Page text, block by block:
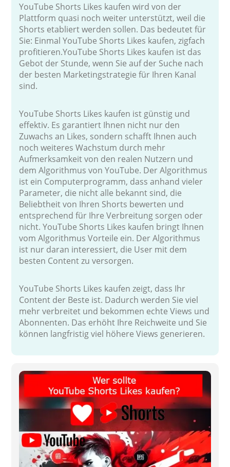
YouTube Shorts Likes kaufen wird von der
Plattform quasi noch weiter unterstützt, weil die
Shorts etabliert werden sollen. Das bedeutet für
Sie: Einmal YouTube Shorts Likes kaufen, zigfach
profitieren.YouTube Shorts Likes kaufen ist das
Gebot der Stunde, wenn Sie auf der Suche nach
der besten Marketingstrategie für Ihren Kanal
sind.
YouTube Shorts Likes kaufen ist günstig und
effektiv. Es garantiert Ihnen nicht nur den
Zuwachs an Likes, sondern schafft Ihnen auch
noch weiteres Wachstum durch mehr
Aufmerksamkeit von den realen Nutzern und
dem Algorithmus von YouTube. Der Algorithmus
ist ein Computerprogramm, dass anhand vieler
Parameter, die nicht alle bekannt sind, die
Beliebtheit von Ihren Shorts bewerten und
entsprechend für Ihre Verbreitung sorgen oder
nicht. YouTube Shorts Likes kaufen bringt Ihnen
vom Algorithmus Vorteile ein. Der Algorithmus
ist nur daran interessiert, die User mit dem
besten Content zu versorgen.
YouTube Shorts Likes kaufen zeigt, dass Ihr
Content der Beste ist. Dadurch werden Sie viel
mehr verbreitet und bekommen echte Views und
Abonnenten. Das erhöht Ihre Reichweite und Sie
können langfristig viel höhere Views generieren.